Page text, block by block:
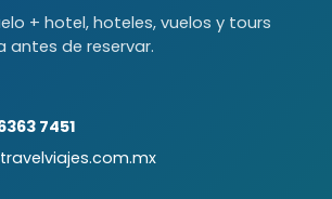
+ hotel, hoteles, vuelos y tours
antes de reservar.
7451